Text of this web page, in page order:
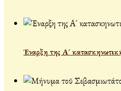
Έναρξη της Α´